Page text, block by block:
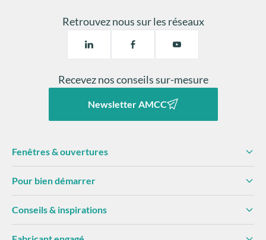
condensation
dégâts matériels.
Retrouvez nous sur les réseaux
Recevez nos conseils sur-mesure
Newsletter AMCC
Fenêtres & ouvertures
Pour bien démarrer
Conseils & inspirations